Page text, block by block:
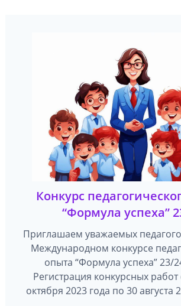
Конкурс
“Формула успеха”
Приглашаем уважаемых
Международном конкурсе
опыта “Формула успеха” 23/
Регистрация конкурсных работ
октября 2023 года по 30 августа